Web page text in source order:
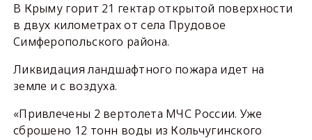
В Крыму горит 21 гектар открытой поверхности
в двух километрах от села Прудовое
Симферопольского района.
Ликвидация ландшафтного пожара идет на
земле и с воздуха.
«Привлечены 2 вертолета МЧС России. Уже
сброшено 12 тонн воды из Кольчугинского